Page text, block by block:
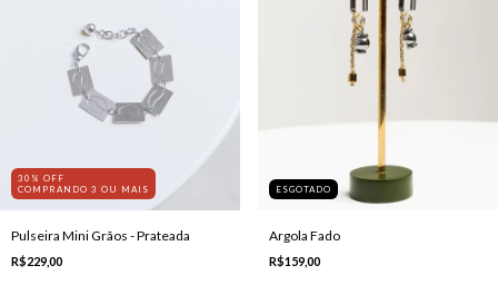
30% OFF
COMPRANDO 3 OU MAIS
Pulseira Mini Grãos - Prateada
R$229,00
ESGOTADO
Argola Fado
R$159,00